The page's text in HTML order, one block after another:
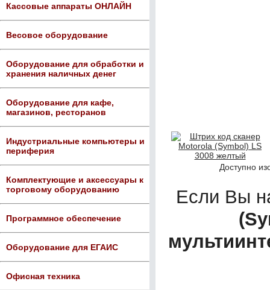
Кассовые аппараты ОНЛАЙН
Весовое оборудование
Оборудование для обработки и
хранения наличных денег
Оборудование для кафе,
магазинов, ресторанов
Индустриальные компьютеры и
периферия
Комплектующие и аксессуары к
торговому оборудованию
Программное обеспечение
Оборудование для ЕГАИС
Офисная техника
Доступно
Если Вы